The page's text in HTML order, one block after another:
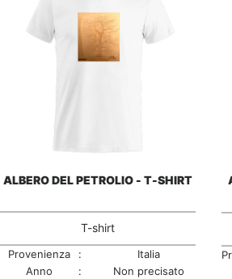
ALBERO DEL PETROLIO - T-SHIRT
T-shirt
Provenienza :
Italia
Anno
:
Non precisato